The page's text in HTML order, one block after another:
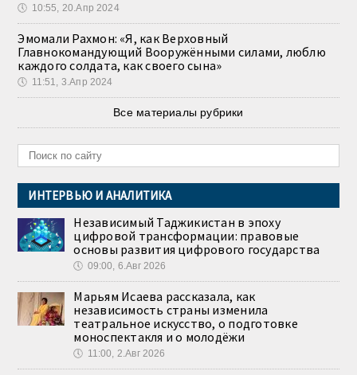
🕔 10:55, 20.Апр 2024
Эмомали Рахмон: «Я, как Верховный
Главнокомандующий Вооружёнными силами, люблю
каждого солдата, как своего сына»
🕔 11:51, 3.Апр 2024
Все материалы рубрики
ИНТЕРВЬЮ И АНАЛИТИКА
Независимый Таджикистан в эпоху
цифровой трансформации: правовые
основы развития цифрового государства
🕔 09:00, 6.Авг 2026
Марьям Исаева рассказала, как
независимость страны изменила
театральное искусство, о подготовке
моноспектакля и о молодёжи
🕔 11:00, 2.Авг 2026